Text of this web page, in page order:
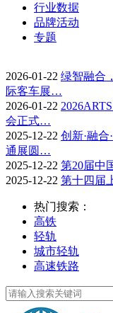
行业数据
品牌活动
专题
2026-01-22 绿智融合
际客车展…
2026-01-22
会正式…
2025-12-22 创新·融
通展圆…
2025-12-22 第20届中
2025-12-22 第十四届
热门搜索：
高铁
轻轨
城市轻轨
高速铁路